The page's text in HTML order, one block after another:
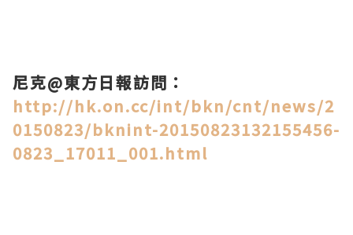
尼克@東方日報訪問：
http://hk.on.cc/int/bkn/cnt/news/2
0150823/bknint-20150823132155456-
0823_17011_001.html